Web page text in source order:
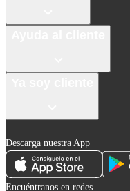
Descarga nuestra App
Encuéntranos en redes